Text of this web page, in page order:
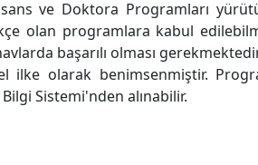
ve Doktora Programları
olan programlara kabul
başarılı olması
ilke olarak benimsenmiştir.
Sistemi'nden alınabilir.